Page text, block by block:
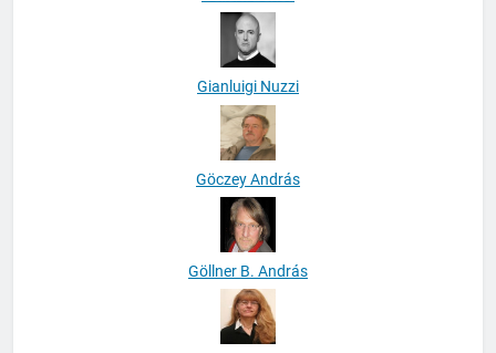
Gianluigi Nuzzi
Göczey András
Göllner B. András